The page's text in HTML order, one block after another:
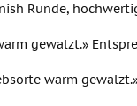
Runde,
gewalzt.»
warm